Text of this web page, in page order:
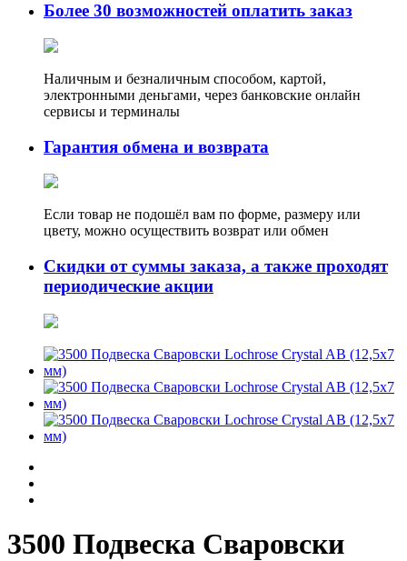
Более 30 возможностей оплатить заказ
Наличным и безналичным способом, картой,
электронными деньгами, через банковские онлайн
сервисы и терминалы
Гарантия обмена и возврата
Если товар не подошёл вам по форме, размеру или
цвету, можно осуществить возврат или обмен
Скидки от суммы заказа, а также проходят
периодические акции
3500 Подвеска Сваровски